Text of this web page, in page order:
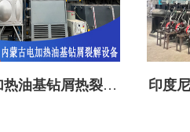
油基钻屑热裂解
印度